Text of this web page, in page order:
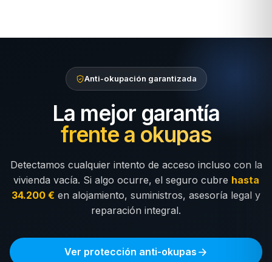
Anti-okupación garantizada
La mejor garantía
frente a okupas
Detectamos cualquier intento de acceso incluso con la
vivienda vacía. Si algo ocurre, el seguro cubre hasta
34.200 € en alojamiento, suministros, asesoría legal y
reparación integral.
Ver protección anti-okupas